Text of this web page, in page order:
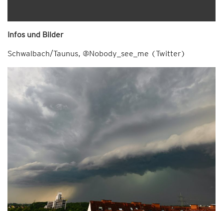
Infos und Bilder
Schwalbach/Taunus, @Nobody_see_me (Twitter)